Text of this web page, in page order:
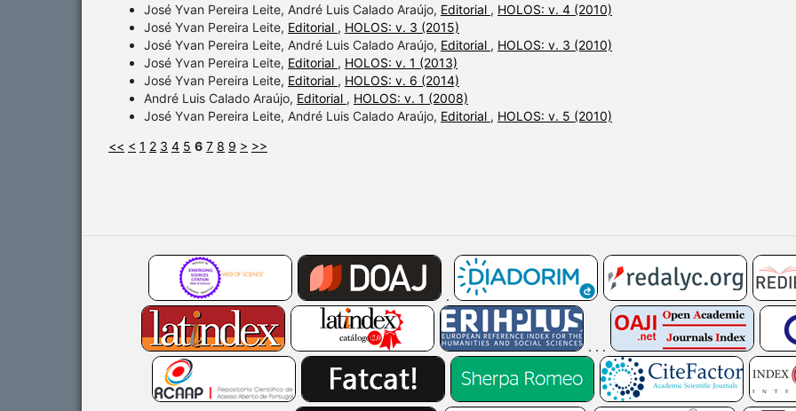
José Yvan Pereira Leite, André Luis Calado Araújo, Editorial , HOLOS: v. 4 (2010)
José Yvan Pereira Leite, Editorial , HOLOS: v. 3 (2015)
José Yvan Pereira Leite, André Luis Calado Araújo, Editorial , HOLOS: v. 3 (2010)
José Yvan Pereira Leite, Editorial , HOLOS: v. 1 (2013)
José Yvan Pereira Leite, Editorial , HOLOS: v. 6 (2014)
André Luis Calado Araújo, Editorial , HOLOS: v. 1 (2008)
José Yvan Pereira Leite, André Luis Calado Araújo, Editorial , HOLOS: v. 5 (2010)
<< < 1 2 3 4 5 6 7 8 9 > >>